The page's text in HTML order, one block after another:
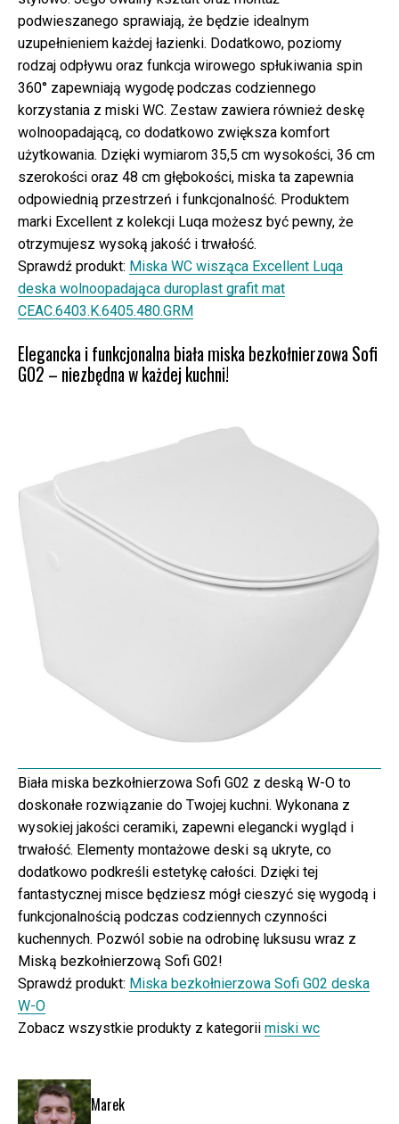
podwieszanego sprawiają, że będzie idealnym
uzupełnieniem każdej łazienki. Dodatkowo, poziomy
rodzaj odpływu oraz funkcja wirowego spłukiwania spin
360° zapewniają wygodę podczas codziennego
korzystania z miski WC. Zestaw zawiera również deskę
wolnoopadającą, co dodatkowo zwiększa komfort
użytkowania. Dzięki wymiarom 35,5 cm wysokości, 36 cm
szerokości oraz 48 cm głębokości, miska ta zapewnia
odpowiednią przestrzeń i funkcjonalność. Produktem
marki Excellent z kolekcji Luqa możesz być pewny, że
otrzymujesz wysoką jakość i trwałość.
Sprawdź produkt: Miska WC wisząca Excellent Luqa
deska wolnoopadająca duroplast grafit mat
CEAC.6403.K.6405.480.GRM
Elegancka i funkcjonalna biała miska bezkołnierzowa Sofi
G02 – niezbędna w każdej kuchni!
Biała miska bezkołnierzowa Sofi G02 z deską W-O to
doskonałe rozwiązanie do Twojej kuchni. Wykonana z
wysokiej jakości ceramiki, zapewni elegancki wygląd i
trwałość. Elementy montażowe deski są ukryte, co
dodatkowo podkreśli estetykę całości. Dzięki tej
fantastycznej misce będziesz mógł cieszyć się wygodą i
funkcjonalnością podczas codziennych czynności
kuchennych. Pozwól sobie na odrobinę luksusu wraz z
Miską bezkołnierzową Sofi G02!
Sprawdź produkt: Miska bezkołnierzowa Sofi G02 deska
W-O
Zobacz wszystkie produkty z kategorii miski wc
Marek